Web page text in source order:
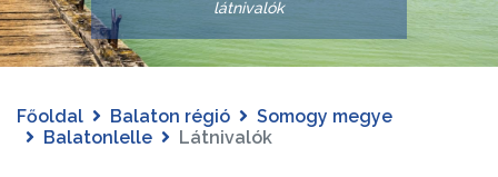
látnivalók
Főoldal Balaton régió
Somogy megye
Balatonlelle
Látnivalók